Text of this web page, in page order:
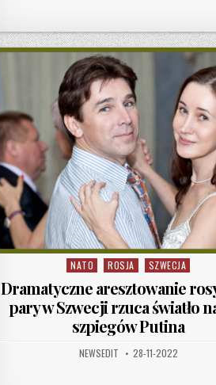
Posted in
NATO ROSJA SZWECJA
Dramatyczne aresztowanie
pary w Szwecji rzuca światło
szpiegów Putina
AUTHOR:
NEWSEDIT PUBLISHED DATE:
28-11-2022